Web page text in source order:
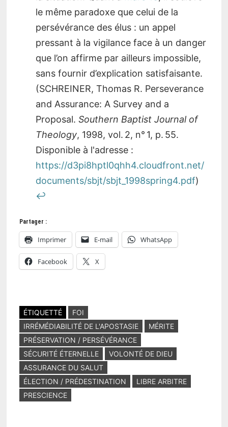
le même paradoxe que celui de la
persévérance des élus : un appel
pressant à la vigilance face à un danger
que l’on affirme par ailleurs impossible,
sans fournir d’explication satisfaisante.
(SCHREINER, Thomas R. Perseverance
and Assurance: A Survey and a
Proposal. Southern Baptist Journal of
Theology, 1998, vol. 2, n° 1, p. 55.
Disponible à l'adresse :
https://d3pi8hptl0qhh4.cloudfront.net/
documents/sbjt/sbjt_1998spring4.pdf)
↩︎
Partager :
Imprimer E-mail WhatsApp
Facebook X
ÉTIQUETTÉ
FOI
IRRÉMÉDIABILITÉ DE L'APOSTASIE
MÉRITE
PRÉSERVATION / PERSÉVÉRANCE
SÉCURITÉ ÉTERNELLE
VOLONTÉ DE DIEU
ASSURANCE DU SALUT
ÉLECTION / PRÉDESTINATION
LIBRE ARBITRE
PRESCIENCE